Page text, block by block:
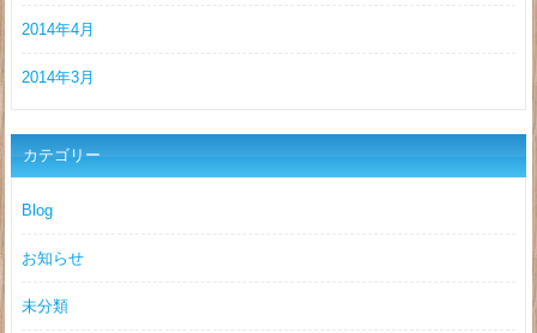
2014年4月
2014年3月
カテゴリー
Blog
お知らせ
未分類